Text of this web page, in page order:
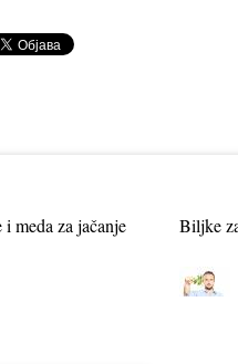
meda za jačanje
Biljke